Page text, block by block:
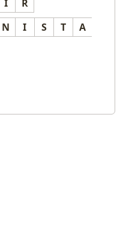
I R
N I S T
A